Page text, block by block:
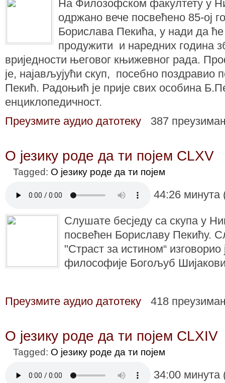
На Филозофском факултету у
одржано вече посвећено 85-
Борислава Пекића, у нади да ће
продужити и наредних година
вриједности његовог књижевног рада.
је, најављујући скуп, посебно поздравио
Пекић. Радоњић је прије свих особина
енциклопедичност.
Преузмите аудио датотеку
387
О језику роде да ти појем CLXV
Tagged: О језику роде да ти појем
44:26
Слушате бесједу са скупа у
посвећен Бориславу Пекићу.
"Страст за истином“
философије Богољуб
Преузмите аудио датотеку 418
О језику роде да ти појем CLXIV
Tagged: О језику роде да ти појем
34:00